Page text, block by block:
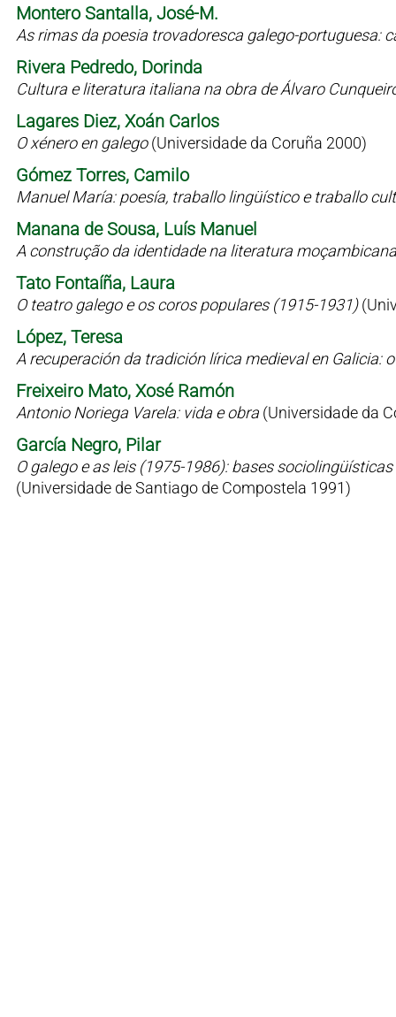
Montero Santalla, José-M.
As rimas da poesia trovadoresca galego-portuguesa:
Rivera Pedredo, Dorinda
Cultura e literatura italiana na obra de Álvaro
Lagares Diez, Xoán Carlos
O xénero en galego(Universidade da Coruña 2000)
Gómez Torres, Camilo
Manuel María: poesía, traballo lingüístico e traballo
Manana de Sousa, Luís Manuel
A construção da identidade na literatura
Tato Fontaíña, Laura
O teatro galego e os coros populares (1915-1931)
López, Teresa
A recuperación da tradición lírica medieval en Galicia:
Freixeiro Mato, Xosé Ramón
Antonio Noriega Varela: vida e obra (Universidade da
García Negro, Pilar
O galego e as leis (1975-1986): bases
(Universidade de Santiago de Compostela 1991)